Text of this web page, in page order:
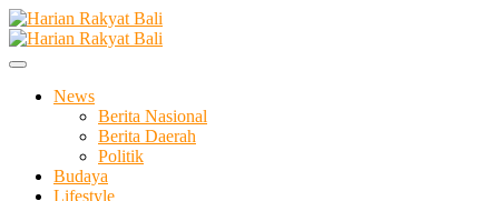
Skip
to
content
Harian Rakyat Bali
Membangun Semangat Kehidupan dan Berbangsa
News
Berita Nasional
Berita Daerah
Politik
Budaya
Lifestyle